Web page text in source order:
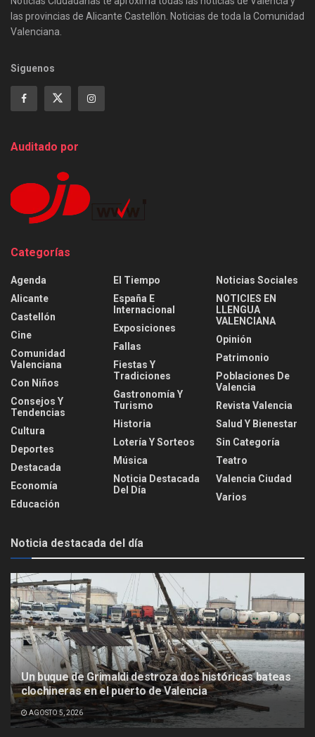
las provincias de Alicante Castellón. Noticias de toda la Comunidad
Valenciana.
Siguenos
Auditado por
Categorías
Agenda
Alicante
Castellón
Cine
Comunidad
Valenciana
Con Niños
Consejos Y
Tendencias
Cultura
Deportes
Destacada
Economía
Educación
El Tiempo
España E
Internacional
Exposiciones
Fallas
Fiestas Y
Tradiciones
Gastronomía Y
Turismo
Historia
Lotería Y Sorteos
Música
Noticia Destacada
Del Día
Noticias Sociales
NOTICIES EN
LLENGUA
VALENCIANA
Opinión
Patrimonio
Poblaciones De
Valencia
Revista Valencia
Salud Y Bienestar
Sin Categoría
Teatro
Valencia Ciudad
Varios
Noticia destacada del día
Un buque de Grimaldi destroza dos históricas bateas
clochineras en el puerto de Valencia
AGOSTO 5, 2026